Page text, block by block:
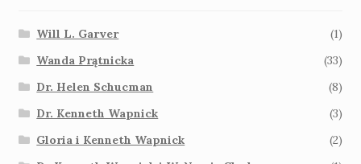
Will L. Garver
(1)
Wanda Prątnicka
(33)
Dr. Helen Schucman
(8)
Dr. Kenneth Wapnick
(3)
Gloria i Kenneth Wapnick
(2)